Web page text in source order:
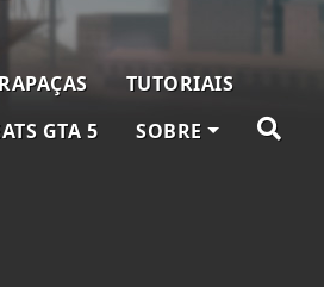
TUTORIAIS
GTA 5 SOBRE